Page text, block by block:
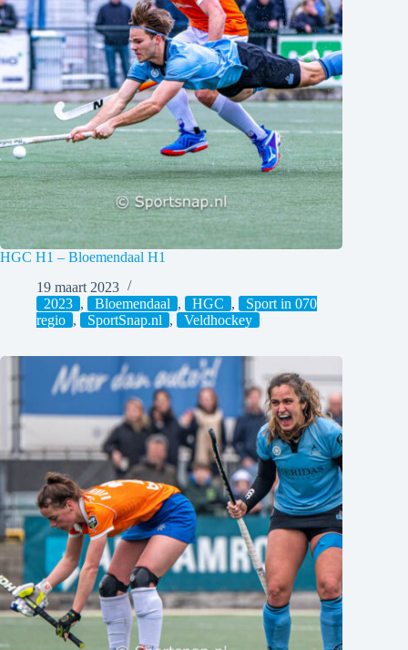
HGC H1 – Bloemendaal H1
19 maart 2023
2023 , Bloemendaal , HGC ,
Sport in 070
regio , SportSnap.nl , Veldhockey